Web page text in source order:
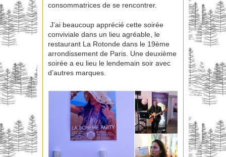
consommatrices de se rencontrer.
J’ai beaucoup apprécié cette soirée
conviviale dans un lieu agréable, le
restaurant La Rotonde dans le 19ème
arrondissement de Paris. Une deuxième
soirée a eu lieu le lendemain soir avec
d’autres marques.